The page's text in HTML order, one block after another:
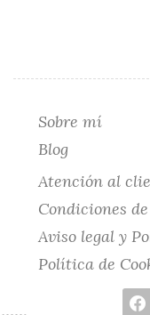
Sobre mí
Blog
Atención al
Condiciones
Aviso legal y
Política de